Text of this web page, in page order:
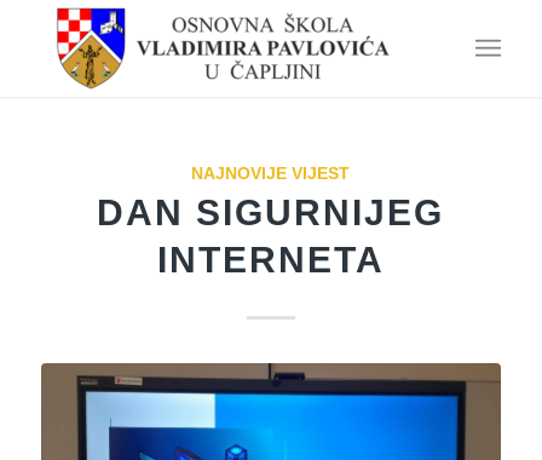
NAJNOVIJE VIJEST
DAN SIGURNIJEG
INTERNETA